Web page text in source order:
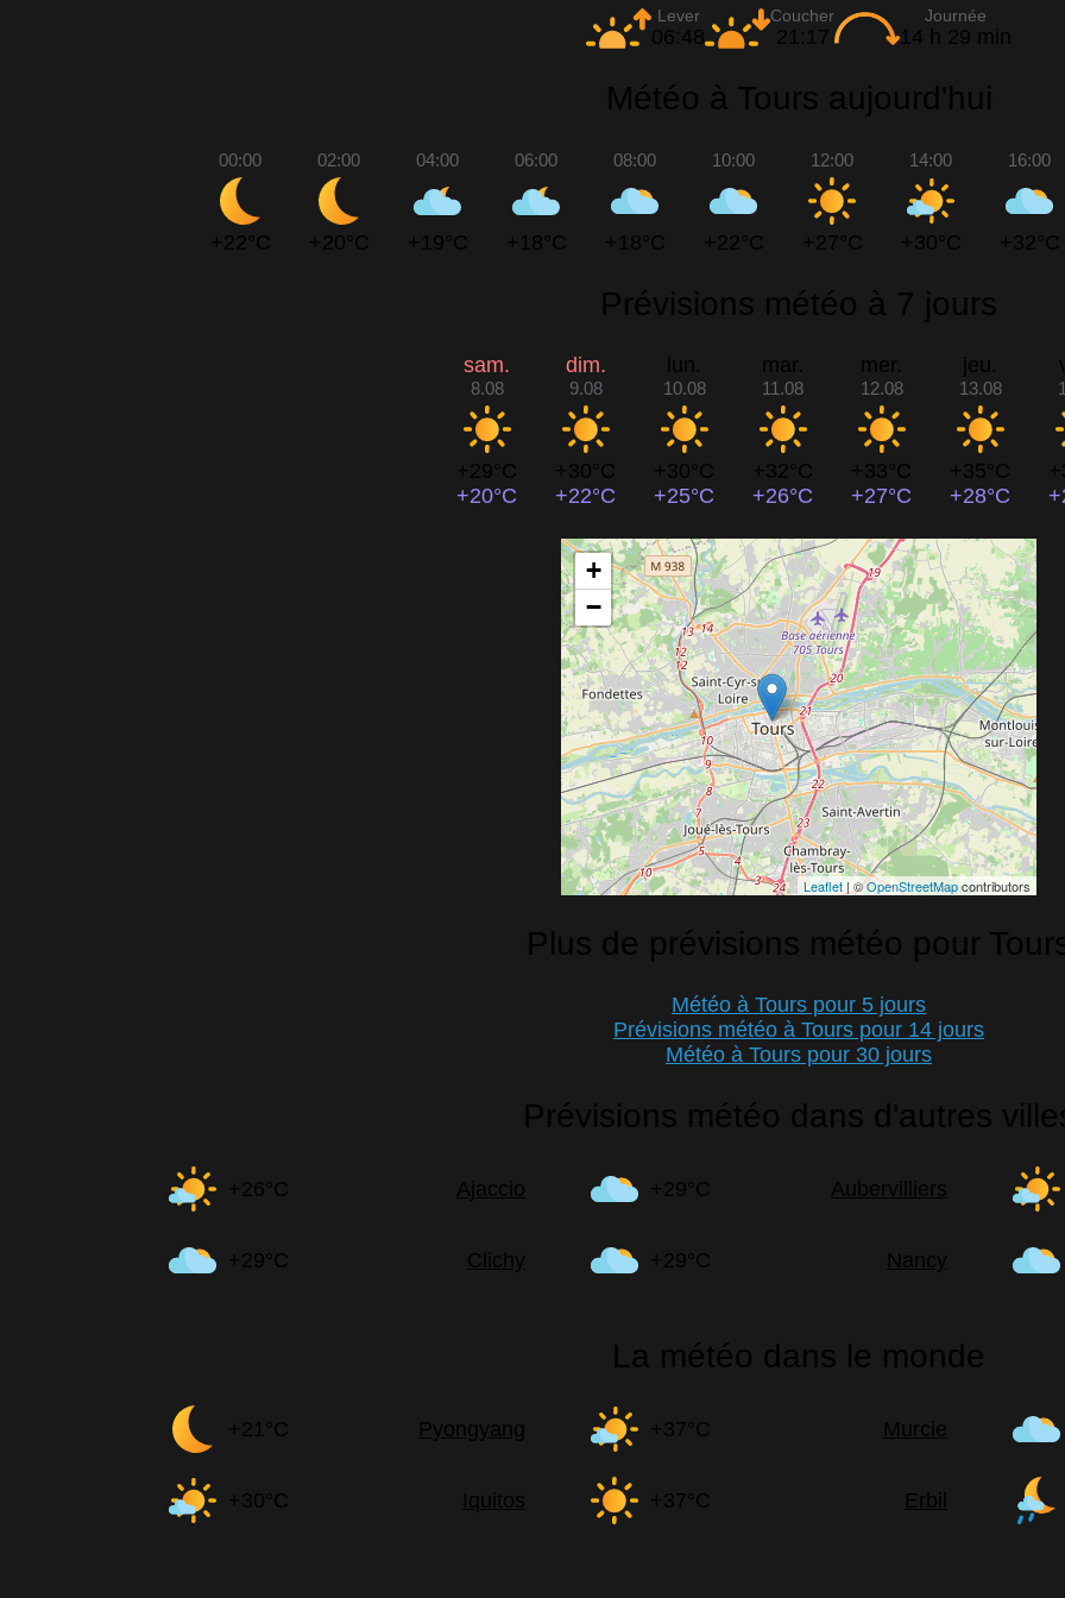
Lever
06:48
Coucher
21:17
Journée
14 h 29 min
Météo à Tours aujourd'hui
00:00
+22°C
02:00
+20°C
04:00
+19°C
06:00
+18°C
08:00
+18°C
10:00
+22°C
12:00
+27°C
14:00
+30°C
16:00
+32°C
Prévisions météo à 7 jours
sam.
8.08
+29°C
+20°C
dim.
9.08
+30°C
+22°C
lun.
10.08
+30°C
+25°C
mar.
11.08
+32°C
+26°C
mer.
12.08
+33°C
+27°C
jeu.
13.08
+35°C
+28°C
+
−
Leaflet | ©OpenStreetMapcontributors
Plus de prévisions météo pour
Météo à Tours pour 5 jours
Prévisions météo à Tours pour 14 jours
Météo à Tours pour 30 jours
Prévisions météo dans d'autres
+26°C Ajaccio +29°C Aubervilliers
+29°C Clichy +29°C Nancy
La météo dans le monde
+21°C Pyongyang +37°C Murcie
+30°C Iquitos +37°C Erbil